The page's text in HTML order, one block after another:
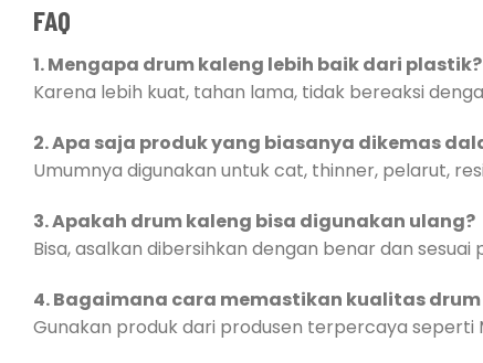
FAQ
1. Mengapa drum kaleng lebih baik dari plastik?
Karena lebih kuat, tahan lama, tidak bereaksi
2. Apa saja produk yang biasanya dikemas
Umumnya digunakan untuk cat, thinner, pelarut,
3. Apakah drum kaleng bisa digunakan ulang?
Bisa, asalkan dibersihkan dengan benar dan sesuai
4. Bagaimana cara memastikan kualitas
Gunakan produk dari produsen terpercaya seperti